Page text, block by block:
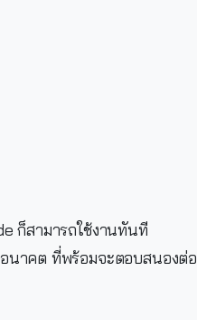
ก็สามารถใช้งานทันที
นาคต ที่พร้อมจะตอบสนองต่อ